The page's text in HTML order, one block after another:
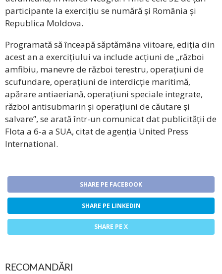
participante la exercițiu se numără și România și
Republica Moldova.
Programată să înceapă săptămâna viitoare, ediția din
acest an a exercițiului va include acțiuni de „război
amfibiu, manevre de război terestru, operațiuni de
scufundare, operațiuni de interdicție maritimă,
apărare antiaeriană, operațiuni speciale integrate,
război antisubmarin și operațiuni de căutare și
salvare”, se arată într-un comunicat dat publicității de
Flota a 6-a a SUA, citat de agenția United Press
International.
SHARE PE FACEBOOK
SHARE PE LINKEDIN
SHARE PE X
RECOMANDĂRI